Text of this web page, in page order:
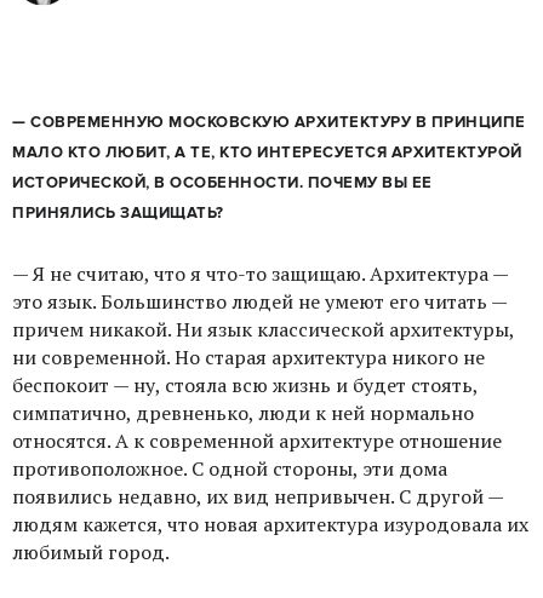
— СОВРЕМЕННУЮ МОСКОВСКУЮ АРХИТЕКТУРУ В ПРИНЦИПЕ
МАЛО КТО ЛЮБИТ, А ТЕ, КТО ИНТЕРЕСУЕТСЯ АРХИТЕКТУРОЙ
ИСТОРИЧЕСКОЙ, В ОСОБЕННОСТИ. ПОЧЕМУ ВЫ ЕЕ
ПРИНЯЛИСЬ ЗАЩИЩАТЬ?
— Я не считаю, что я что-то защищаю. Архитектура —
это язык. Большинство людей не умеют его читать —
причем никакой. Ни язык классической архитектуры,
ни современной. Но старая архитектура никого не
беспокоит — ну, стояла всю жизнь и будет стоять,
симпатично, древненько, люди к ней нормально
относятся. А к современной архитектуре отношение
противоположное. С одной стороны, эти дома
появились недавно, их вид непривычен. С другой —
людям кажется, что новая архитектура изуродовала их
любимый город.